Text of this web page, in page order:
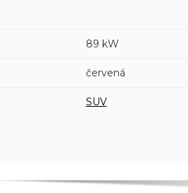
89 kW
červená
SUV